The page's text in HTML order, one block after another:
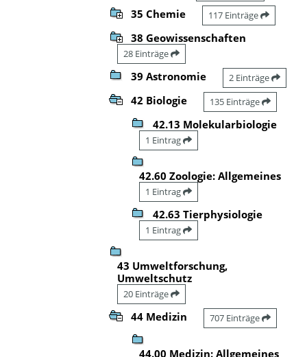
35 Chemie 117 Einträge
38 Geowissenschaften
28 Einträge
39 Astronomie 2 Einträge
42 Biologie 135 Einträge
42.13 Molekularbiologie
1 Eintrag
42.60 Zoologie: Allgemeines
1 Eintrag
42.63 Tierphysiologie
1 Eintrag
43 Umweltforschung,
Umweltschutz
20 Einträge
44 Medizin 707 Einträge
44.00 Medizin: Allgemeines